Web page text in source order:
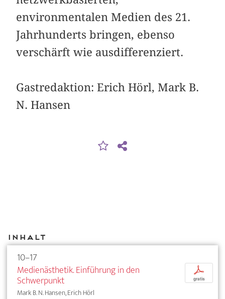
environmentalen Medien des 21.
Jahrhunderts bringen, ebenso
verschärft wie ausdifferenziert.
Gastredaktion: Erich Hörl, Mark B.
N. Hansen
Inhalt
10–17
Medienästhetik. Einführung in den
Schwerpunkt
Mark B. N. Hansen, Erich Hörl
p
gratis